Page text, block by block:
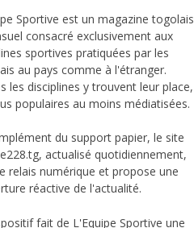
Sportive est un magazine togolais
consacré exclusivement aux
sportives pratiquées par les
au pays comme à l'étranger.
les disciplines y trouvent leur place,
populaires au moins médiatisées.
du support papier, le site
actualisé quotidiennement,
relais numérique et propose une
réactive de l'actualité.
fait de L'Equipe Sportive une